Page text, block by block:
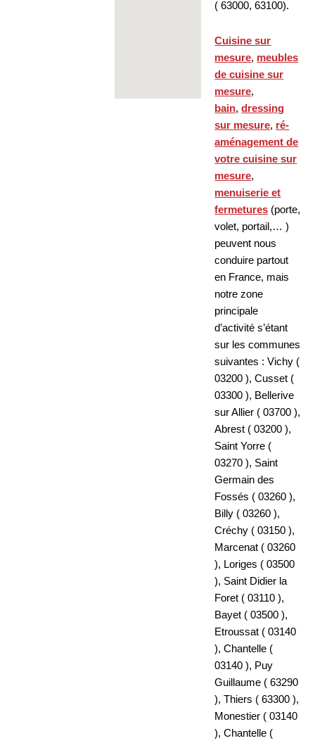
( 63000, 63100).
Cuisine sur
mesure, meubles
de cuisine sur
mesure,
bain,dressing
sur mesure, ré-
aménagement de
votre cuisine sur
mesure,
menuiserie et
fermetures (porte,
volet, portail,… )
peuvent nous
conduire partout
en France, mais
notre zone
principale
d’activité s’étant
sur les communes
suivantes : Vichy (
03200 ), Cusset (
03300 ), Bellerive
sur Allier ( 03700 ),
Abrest ( 03200 ),
Saint Yorre (
03270 ), Saint
Germain des
Fossés ( 03260 ),
Billy ( 03260 ),
Créchy ( 03150 ),
Marcenat ( 03260
), Loriges ( 03500
), Saint Didier la
Foret ( 03110 ),
Bayet ( 03500 ),
Etroussat ( 03140
), Chantelle (
03140 ), Puy
Guillaume ( 63290
), Thiers ( 63300 ),
Monestier ( 03140
), Chantelle (